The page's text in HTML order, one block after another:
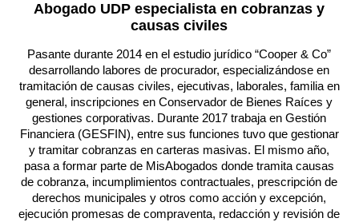
Abogado UDP especialista en cobranzas y
causas civiles
Pasante durante 2014 en el estudio jurídico “Cooper & Co”
desarrollando labores de procurador, especializándose en
tramitación de causas civiles, ejecutivas, laborales, familia en
general, inscripciones en Conservador de Bienes Raíces y
gestiones corporativas. Durante 2017 trabaja en Gestión
Financiera (GESFIN), entre sus funciones tuvo que gestionar
y tramitar cobranzas en carteras masivas. El mismo año,
pasa a formar parte de MisAbogados donde tramita causas
de cobranza, incumplimientos contractuales, prescripción de
derechos municipales y otros como acción y excepción,
ejecución promesas de compraventa, redacción y revisión de